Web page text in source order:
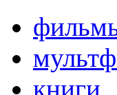
книги